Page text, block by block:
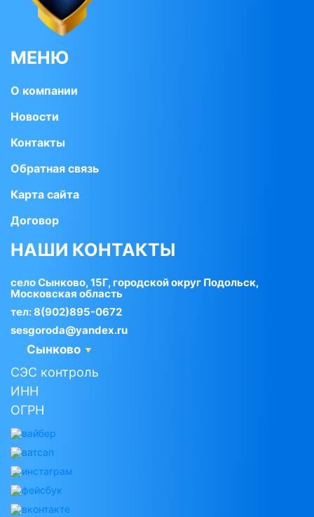
МЕНЮ
О компании
Новости
Контакты
Обратная связь
Карта сайта
Договор
НАШИ КОНТАКТЫ
село Сынково, 15Г, городской округ Подольск,
Московская область
тел:8(902)895-0672
sesgoroda@yandex.ru
Сынково
СЭС контроль
ИНН
ОГРН